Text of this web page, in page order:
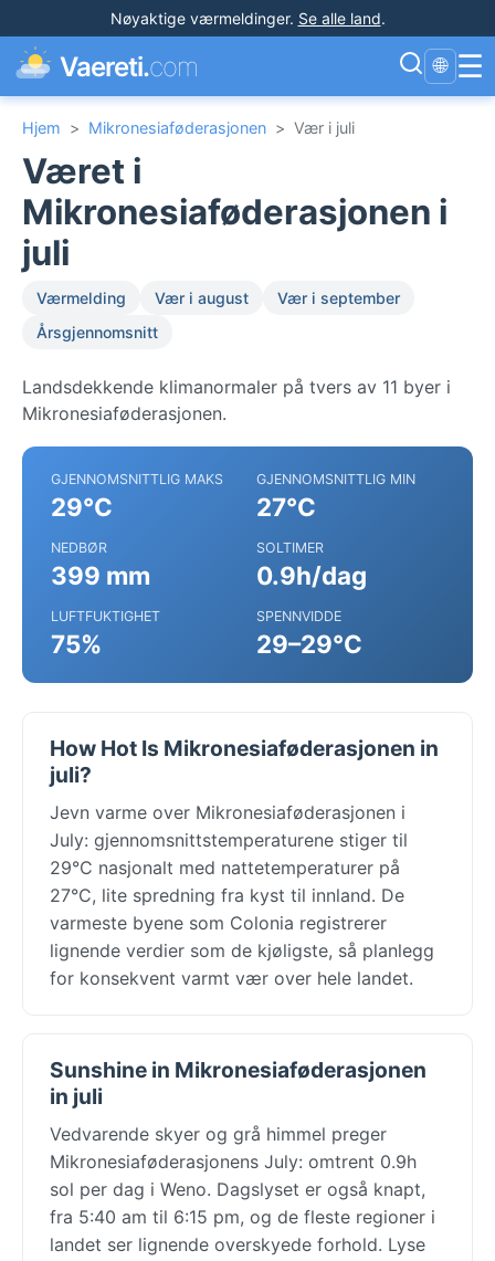
Nøyaktige værmeldinger. Se alle land.
Vaereti.com 🌐 ☰
Hjem > Mikronesiaføderasjonen > Vær i juli
Været i
Mikronesiaføderasjonen i
juli
Værmelding Vær i august
Vær i september
Årsgjennomsnitt
Landsdekkende klimanormaler på tvers av 11 byer i
Mikronesiaføderasjonen.
GJENNOMSNITTLIG MAKS
29°C
GJENNOMSNITTLIG MIN
27°C
NEDBØR
399 mm
SOLTIMER
0.9h/dag
LUFTFUKTIGHET
75%
SPENNVIDDE
29–29°C
How Hot Is Mikronesiaføderasjonen in
juli?
Jevn varme over Mikronesiaføderasjonen i
July: gjennomsnittstemperaturene stiger til
29°C nasjonalt med nattetemperaturer på
27°C, lite spredning fra kyst til innland. De
varmeste byene som Colonia registrerer
lignende verdier som de kjøligste, så planlegg
for konsekvent varmt vær over hele landet.
Sunshine in Mikronesiaføderasjonen
in juli
Vedvarende skyer og grå himmel preger
Mikronesiaføderasjonens July: omtrent 0.9h
sol per dag i Weno. Dagslyset er også knapt,
fra 5:40 am til 6:15 pm, og de fleste regioner i
landet ser lignende overskyede forhold. Lyse